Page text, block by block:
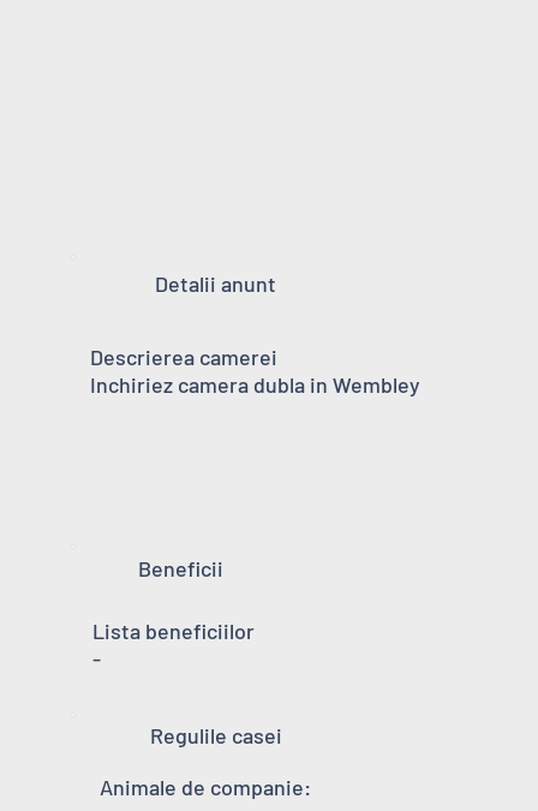
Detalii anunt
Descrierea camerei
Inchiriez camera dubla in Wembley
Beneficii
Lista beneficiilor
-
Regulile casei
Animale de companie: